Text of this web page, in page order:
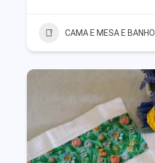
CAMA E MESA E BANHO